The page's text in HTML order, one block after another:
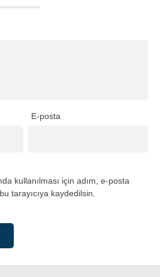
E-posta
kullanılması için adım, e-posta
tarayıcıya kaydedilsin.